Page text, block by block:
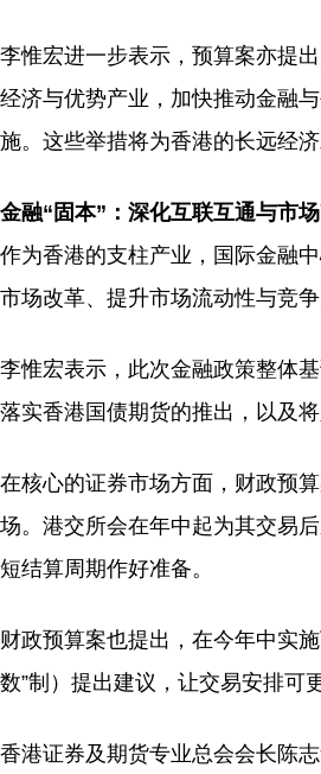
李惟宏进一步表示，预算案亦提
经济与优势产业，加快推动金融
施。这些举措将为香港的长远经济
金融“固本”：深化互联互通与市
作为香港的支柱产业，国际金融
市场改革、提升市场流动性与竞争
李惟宏表示，此次金融政策整体
落实香港国债期货的推出，以及
在核心的证券市场方面，财政预
场。港交所会在年中起为其交易
短结算周期作好准备。
财政预算案也提出，在今年中实
数”制）提出建议，让交易安排可
香港证券及期货专业总会会长陈